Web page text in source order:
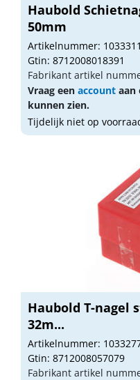
Haubold
50mm
Artikelnummer: 1033311
Gtin: 8712008018391
Fabrikant artikel
Vraag een account aan
kunnen zien.
Tijdelijk niet op
Haubold T-nagel
32m...
Artikelnummer:
Gtin: 8712008057079
Fabrikant artikel